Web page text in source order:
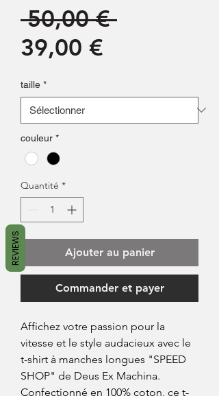
50,00 € Prix
39,00 €
taille *
couleur *
Quantité *
Ajouter au panier
Commander et payer
Affichez votre passion pour la
vitesse et le style audacieux avec le
t-shirt à manches longues "SPEED
SHOP" de Deus Ex Machina.
Confectionné en 100% coton, ce t-
REVIEWS